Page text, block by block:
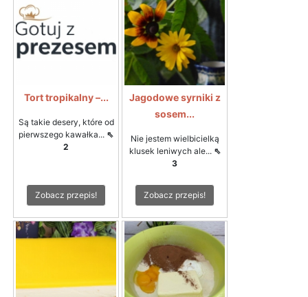
Tort tropikalny –...
Są takie desery, które od
pierwszego kawałka... ⇖
2
Zobacz przepis!
Jagodowe syrniki z
sosem...
Nie jestem wielbicielką
klusek leniwych ale... ⇖
3
Zobacz przepis!